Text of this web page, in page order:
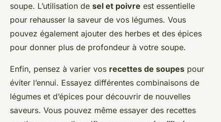
soupe. L’utilisation de sel et poivre est essentielle
pour rehausser la saveur de vos légumes. Vous
pouvez également ajouter des herbes et des épices
pour donner plus de profondeur à votre soupe.
Enfin, pensez à varier vos recettes de soupes pour
éviter l’ennui. Essayez différentes combinaisons de
légumes et d’épices pour découvrir de nouvelles
saveurs. Vous pouvez même essayer des recettes